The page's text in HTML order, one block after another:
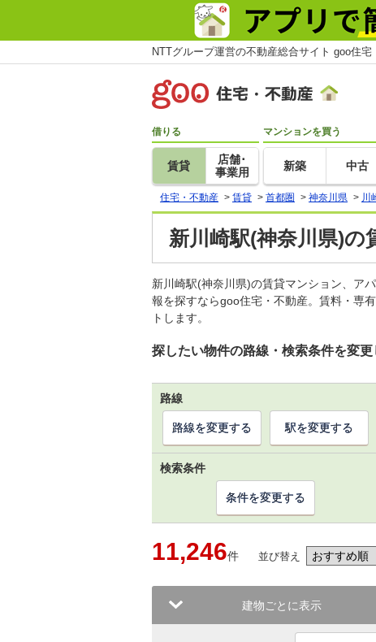
NTTグループ運営の不動産総合サイト goo住宅
借りる
賃貸
店舗･
事業用
マンションを買う
新築 中古
住宅・不動産 > 賃貸 > 首都圏 > 神奈川県 > 川
新川崎駅(神奈川県)
新川崎駅(神奈川県)の賃貸マンション、ア
報を探すならgoo住宅・不動産。賃料・専
トします。
探したい物件の路線・検索条件を変
路線
路線を変更する 駅を変更する
検索条件
条件を変更する
11,246件 並び替え
建物ごとに表示